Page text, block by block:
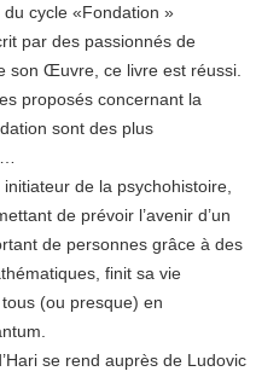
du cycle «Fondation »
par des passionnés de
son Œuvre, ce livre est réussi.
proposés concernant la
sont des plus
de la psychohistoire,
de prévoir l’avenir d’un
de personnes grâce à des
finit sa vie
(ou presque) en
se rend auprès de Ludovic